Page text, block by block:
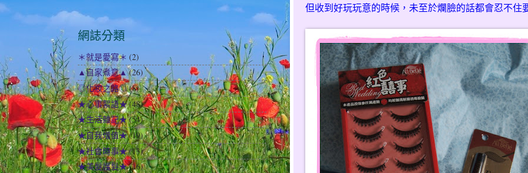
但收到好玩玩意的時候，未至於爛臉的話都會忍不住
網誌分類
＊就是愛寫＊ (2)
▲自家煮意▲(26)
◎化妝之路◎(8)
★心事絮語★(48)
★生活雜記★(54)
★自我增值★(19)
★社會時事★(13)
★美髮護髮★(16)